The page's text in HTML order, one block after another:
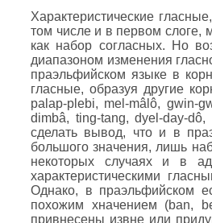
Характеристические
том числе и в первом слоге,
как набор согласных. Но
диапазоном изменения
праэльфийском языке в
гласные, образуя другие
palap-plebi, mel-mâlô, gwin-
dimbâ, ting-tang, dyel-day-
сделать вывод, что и в
большого значения, лишь
некоторых случаях и в
характеристическими
Однако, в праэльфийском
похожим хначением (ban,
привнесены извне или